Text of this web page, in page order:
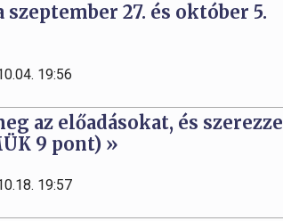
szeptember 27. és október 5.
19:56
az előadásokat, és szerezze
9 pont) »
19:57